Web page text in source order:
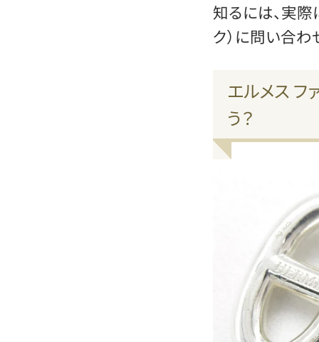
知るには、実際
ク）に問い合わ
エルメス フ
う？